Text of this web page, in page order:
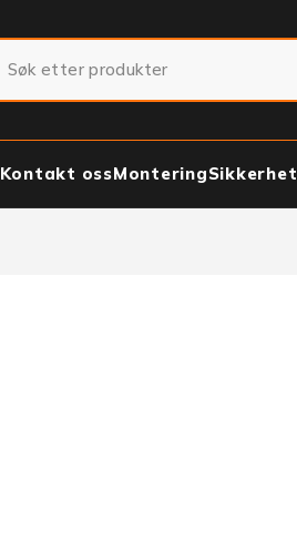
Kontakt ossMonteringSikkerhet